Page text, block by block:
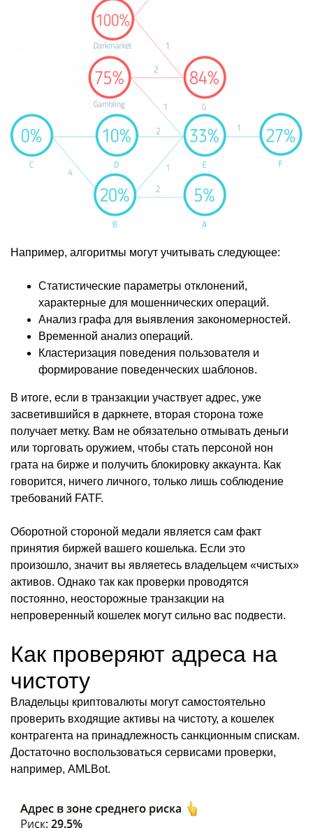
Например, алгоритмы могут учитывать следующее:
Статистические параметры отклонений,
характерные для мошеннических операций.
Анализ графа для выявления закономерностей.
Временной анализ операций.
Кластеризация поведения пользователя и
формирование поведенческих шаблонов.
В итоге, если в транзакции участвует адрес, уже
засветившийся в даркнете, вторая сторона тоже
получает метку. Вам не обязательно отмывать деньги
или торговать оружием, чтобы стать персоной нон
грата на бирже и получить блокировку аккаунта. Как
говорится, ничего личного, только лишь соблюдение
требований FATF.
Оборотной стороной медали является сам факт
принятия биржей вашего кошелька. Если это
произошло, значит вы являетесь владельцем «чистых»
активов. Однако так как проверки проводятся
постоянно, неосторожные транзакции на
непроверенный кошелек могут сильно вас подвести.
Как проверяют адреса на
чистоту
Владельцы криптовалюты могут самостоятельно
проверить входящие активы на чистоту, а кошелек
контрагента на принадлежность санкционным спискам.
Достаточно воспользоваться сервисами проверки,
например, AMLBot.